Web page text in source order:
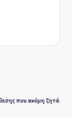
που ακόμη ζητά